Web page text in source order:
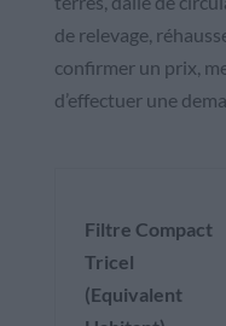
de relevage,
confirmer un prix,
d’effectuer une
Filtre Compact
Tricel
(Equivalent